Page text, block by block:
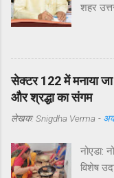
शहर
विगत
का
नोएडा
उठाने के
संगठन
प्रमुख
सेक्टर 122 में मनाया जा
और श्रद्धा का संगम
लेखक: Snigdha Verma -
नोएडा:
विशेष